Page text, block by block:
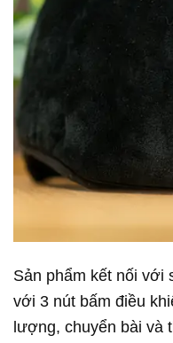
Sản phẩm kết nối với
với 3 nút bấm điều
lượng, chuyển bài và